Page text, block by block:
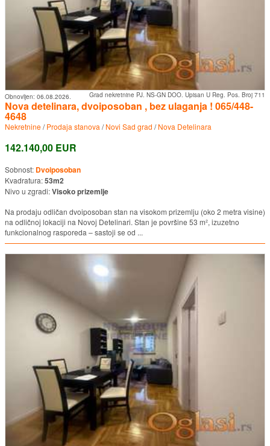
Grad nekretnine PJ. NS-GN DOO. Upisan U Reg. Pos. Broj 711
Obnovljen: 06.08.2026.
Nova detelinara, dvoiposoban , bez ulaganja ! 065/448-
4648
Nekretnine/Prodaja stanova /Novi Sad grad /Nova Detelinara
142.140,00 EUR
Sobnost: Dvoiposoban
Kvadratura:53m2
Nivo u zgradi:Visoko prizemlje
Na prodaju odličan dvoiposoban stan na visokom prizemlju (oko 2 metra visine)
na odličnoj lokaciji na Novoj Detelinari. Stan je površine 53 m², izuzetno
funkcionalnog rasporeda – sastoji se od ...